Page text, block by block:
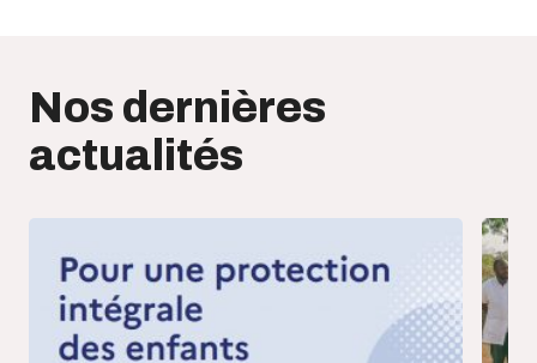
Nos dernières
actualités